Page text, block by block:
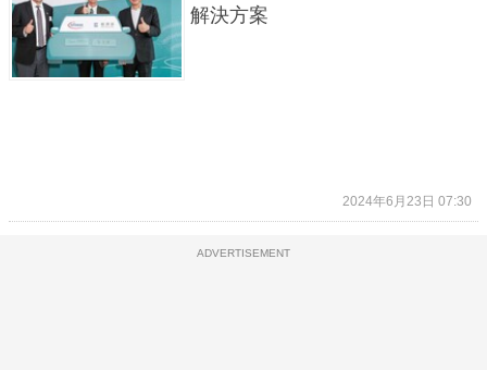
解決方案
2024年6月23日 07:30
ADVERTISEMENT